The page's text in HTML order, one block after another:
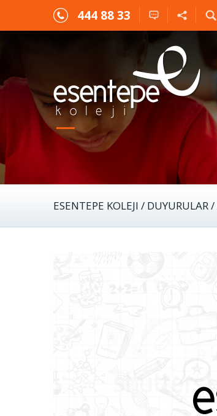
444 88 33
ESENTEPE KOLEJI / DUYURULAR/